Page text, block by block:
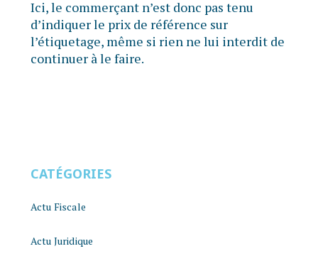
Ici, le commerçant n’est donc pas tenu
d’indiquer le prix de référence sur
l’étiquetage, même si rien ne lui interdit de
continuer à le faire.
CATÉGORIES
Actu Fiscale
Actu Juridique